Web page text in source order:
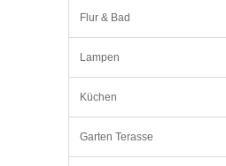
Flur & Bad
Lampen
Küchen
Garten Terasse